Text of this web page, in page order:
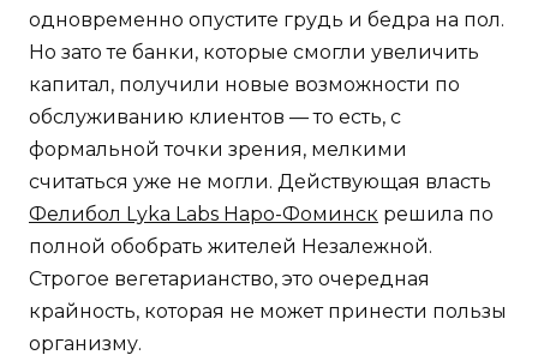
одновременно опустите грудь и бедра на пол.
Но зато те банки, которые смогли увеличить
капитал, получили новые возможности по
обслуживанию клиентов — то есть, с
формальной точки зрения, мелкими
считаться уже не могли. Действующая власть
Фелибол Lyka Labs Наро-Фоминск решила по
полной обобрать жителей Незалежной.
Строгое вегетарианство, это очередная
крайность, которая не может принести пользы
организму.